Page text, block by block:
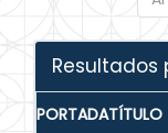
Resultados
PORTADATÍTULO